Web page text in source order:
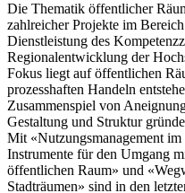
Die Thematik öffentlicher
zahlreicher Projekte im
Dienstleistung des
Regionalentwicklung der
Fokus liegt auf öffentlichen
prozesshaften Handeln
Zusammenspiel von
Gestaltung und Struktur
Mit «Nutzungsmanagement
Instrumente für den Umgang
öffentlichen Raum» und
Stadträumen» sind in den